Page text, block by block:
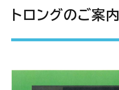
トロングのご案内